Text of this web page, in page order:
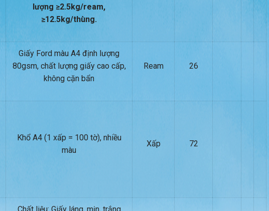
lượng ≥2.5kg/ream,
≥12.5kg/thùng.
Giấy Ford màu A4 định lượng
80gsm, chất lượng giấy cao cấp,
không cặn bẩn
Ream 26
Khổ A4 (1 xấp = 100 tờ), nhiều
màu
Xấp 72